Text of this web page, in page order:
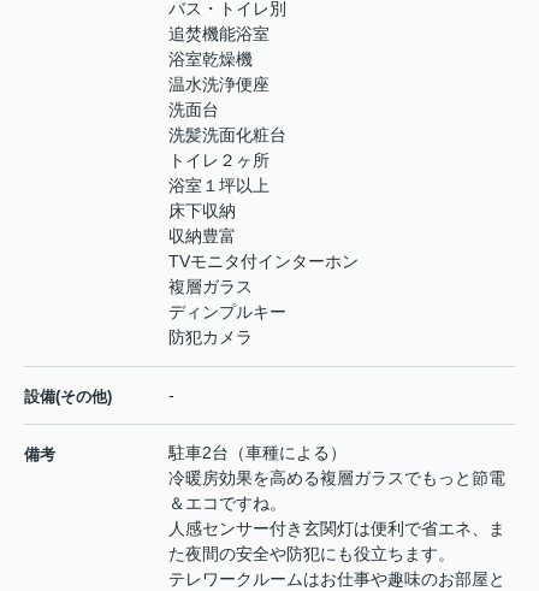
バス・トイレ別
追焚機能浴室
浴室乾燥機
温水洗浄便座
洗面台
洗髪洗面化粧台
トイレ２ヶ所
浴室１坪以上
床下収納
収納豊富
TVモニタ付インターホン
複層ガラス
ディンプルキー
防犯カメラ
設備(その他) -
備考
駐車2台（車種による）
冷暖房効果を高める複層ガラスでもっと節電
＆エコですね。
人感センサー付き玄関灯は便利で省エネ、ま
た夜間の安全や防犯にも役立ちます。
テレワークルームはお仕事や趣味のお部屋と